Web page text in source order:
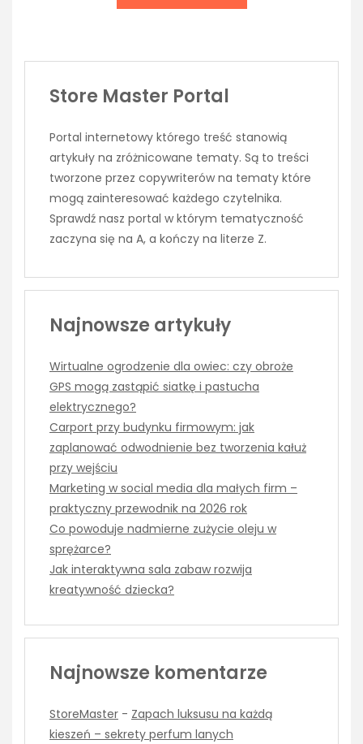
Store Master Portal
Portal internetowy którego treść stanowią
artykuły na zróżnicowane tematy. Są to treści
tworzone przez copywriterów na tematy które
mogą zainteresować każdego czytelnika.
Sprawdź nasz portal w którym tematyczność
zaczyna się na A, a kończy na literze Z.
Najnowsze artykuły
Wirtualne ogrodzenie dla owiec: czy obroże
GPS mogą zastąpić siatkę i pastucha
elektrycznego?
Carport przy budynku firmowym: jak
zaplanować odwodnienie bez tworzenia kałuż
przy wejściu
Marketing w social media dla małych firm –
praktyczny przewodnik na 2026 rok
Co powoduje nadmierne zużycie oleju w
sprężarce?
Jak interaktywna sala zabaw rozwija
kreatywność dziecka?
Najnowsze komentarze
StoreMaster - Zapach luksusu na każdą
kieszeń – sekrety perfum lanych